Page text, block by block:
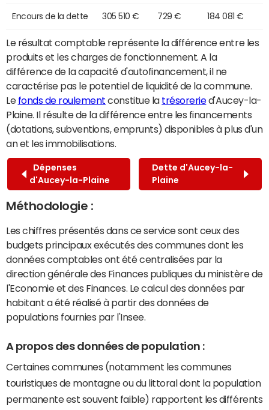
Encours de la dette 305 510 € 729 € 184 081 €
Le résultat comptable représente la différence entre les
produits et les charges de fonctionnement. A la
différence de la capacité d'autofinancement, il ne
caractérise pas le potentiel de liquidité de la commune.
Le fonds de roulement constitue la trésoreried'Aucey-la-
Plaine. Il résulte de la différence entre les financements
(dotations, subventions, emprunts) disponibles à plus d'un
an et les immobilisations.
Dépenses
d'Aucey-la-Plaine
Dette d'Aucey-la-
Plaine
Méthodologie :
Les chiffres présentés dans ce service sont ceux des
budgets principaux exécutés des communes dont les
données comptables ont été centralisées par la
direction générale des Finances publiques du ministère de
l'Economie et des Finances. Le calcul des données par
habitant a été réalisé à partir des données de
populations fournies par l'Insee.
A propos des données de population :
Certaines communes (notamment les communes
touristiques de montagne ou du littoral dont la population
permanente est souvent faible) rapportent les différents